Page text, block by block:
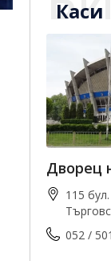
Каси
Дворец
115
052 /